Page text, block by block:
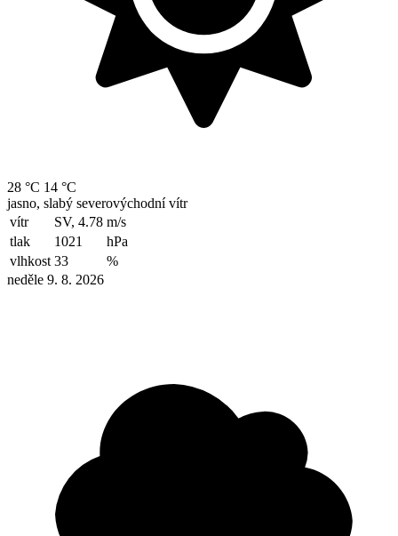
28 °C 14 °C
jasno, slabý severovýchodní vítr
vítr
SV, 4.78 m/s
tlak
1021
hPa
vlhkost 33
%
neděle 9. 8. 2026